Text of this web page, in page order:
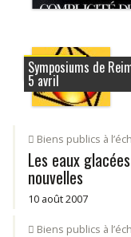
7 mars 2008
Symposiums de
5 avril
Biens publics à
Les eaux
nouvelles
10 août 2007
Biens publics à